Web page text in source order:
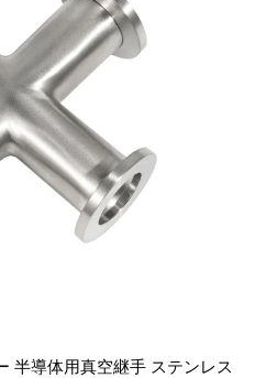
半導体用真空継手 ステンレス